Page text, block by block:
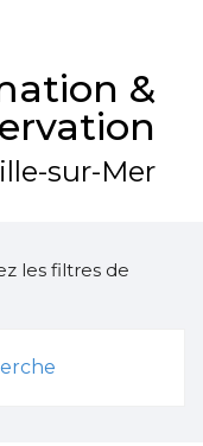
&
sur-Mer
les filtres de